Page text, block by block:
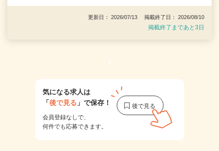
更新日： 2026/07/13 掲載終了日： 2026/08/10
掲載終了まであと3日
1
気になる求人は
「後で見る 」で保存！
会員登録なしで、
何件でも応募できます。